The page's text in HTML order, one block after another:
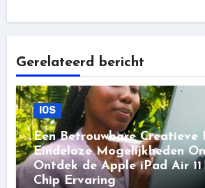
Gerelateerd bericht
IOS
Een Betrouwbare Creatieve
Eindeloze Mogelijkheden
Ontdek de Apple iPad Air 11
Chip Ervaring